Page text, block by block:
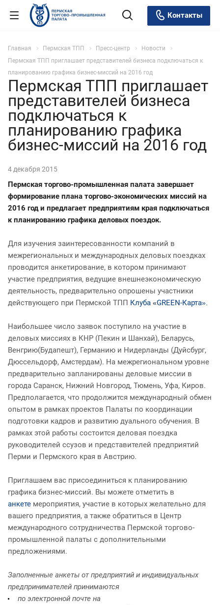
Контакты
Главная Пермская ТПП Пресс-центр
Новости
Пермская ТПП приглашает представителей бизнеса подключаться к
планированию графика бизнес-миссий на 2016 год
Пермская ТПП приглашает
представителей бизнеса
подключаться к
планированию графика
бизнес-миссий на 2016 год
4 декабря 2015
Пермская торгово-промышленная палата завершает
формирование плана торгово-экономических миссий на
2016 год и предлагает предприятиям края подключаться
к планированию графика деловых поездок.
Для изучения заинтересованности компаний в
межрегиональных и международных деловых поездках
проводится анкетирование, в котором принимают
участие предприятия, ведущие внешнеэкономическую
деятельность, предварительно опрошены участники
действующего при Пермской ТПП Клуба «GREEN-Карта»
Наибольшее число заявок поступило на участие в
деловых миссиях в КНР (Пекин и Шанхай), Беларусь,
Венгрию(Будапешт), Германию и Нидерланды (Дуйсбург,
Дюссельдорф, Амстердам). На межрегиональном уровне
предварительно запланированы деловые миссии в
города Саранск, Нижний Новгород, Тюмень, Уфа, Киров.
Предполагается, что продолжится международный обмен
опытом в рамках проектов Палаты по координации
подготовки кадров и развитию дуального обучения. В
рамках этой работы состоится деловая поездка
руководителей ссузов и представителей предприятий
Перми и Пермского края в Австрию.
Приглашаем вас присоединиться к планированию
графика бизнес-миссий. Вы можете отметить в
анкете мероприятия, участие в которых желательно для
вашего предприятия, а также обратиться в Центр
международного сотрудничества Пермской торгово-
промышленной палаты с дополнительными
предложениями.
Заполненные анкеты от предприятий и индивидуальных
предпринимателей принимаются
по электронной почте на